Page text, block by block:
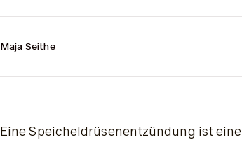
Maja Seithe
Eine Speicheldrüsenentzündung ist